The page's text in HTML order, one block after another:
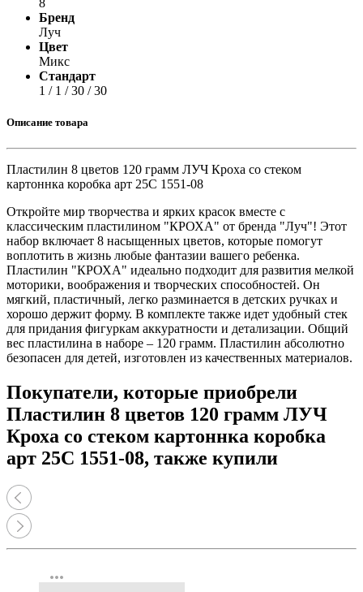
8
Бренд
Луч
Цвет
Микс
Стандарт
1 / 1 / 30 / 30
Описание товара
Пластилин 8 цветов 120 грамм ЛУЧ Кроха со стеком
картоннка коробка арт 25С 1551-08
Откройте мир творчества и ярких красок вместе с
классическим пластилином "КРОХА" от бренда "Луч"! Этот
набор включает 8 насыщенных цветов, которые помогут
воплотить в жизнь любые фантазии вашего ребенка.
Пластилин "КРОХА" идеально подходит для развития мелкой
моторики, воображения и творческих способностей. Он
мягкий, пластичный, легко разминается в детских ручках и
хорошо держит форму. В комплекте также идет удобный стек
для придания фигуркам аккуратности и детализации. Общий
вес пластилина в наборе – 120 грамм. Пластилин абсолютно
безопасен для детей, изготовлен из качественных материалов.
Покупатели, которые приобрели
Пластилин 8 цветов 120 грамм ЛУЧ
Кроха со стеком картоннка коробка
арт 25С 1551-08, также купили
more_horiz